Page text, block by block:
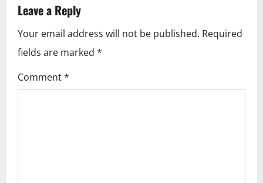
v
i
g
a
Leave a Reply
Your email address will not be published. Required
fields are marked *
Comment*